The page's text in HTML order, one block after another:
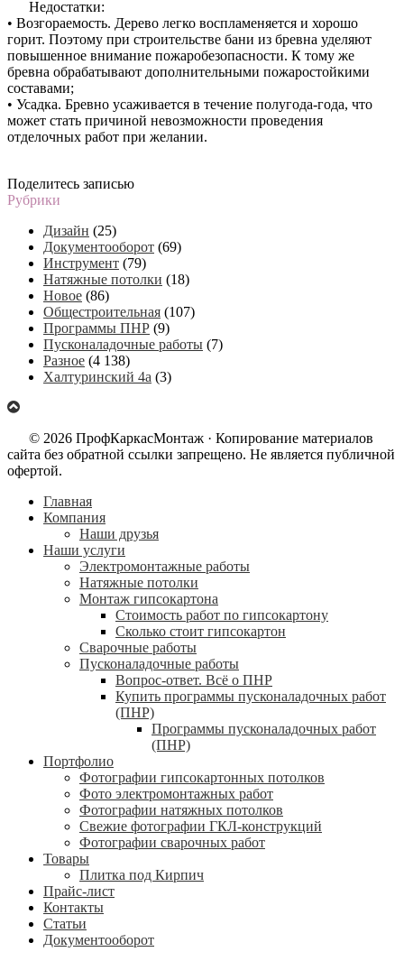
Недостатки:
• Возгораемость. Дерево легко воспламеняется и хорошо
горит. Поэтому при строительстве бани из бревна уделяют
повышенное внимание пожаробезопасности. К тому же
бревна обрабатывают дополнительными пожаростойкими
составами;
• Усадка. Бревно усаживается в течение полугода-года, что
может стать причиной невозможности проведения
отделочных работ при желании.
Поделитесь записью
Рубрики
Дизайн (25)
Документооборот (69)
Инструмент (79)
Натяжные потолки (18)
Новое (86)
Общестроительная (107)
Программы ПНР (9)
Пусконаладочные работы (7)
Разное (4 138)
Халтуринский 4а (3)
© 2026 ПрофКаркасМонтаж · Копирование материалов
сайта без обратной ссылки запрещено. Не является публичной
офертой.
Главная
Компания
Наши друзья
Наши услуги
Электромонтажные работы
Натяжные потолки
Монтаж гипсокартона
Стоимость работ по гипсокартону
Сколько стоит гипсокартон
Сварочные работы
Пусконаладочные работы
Вопрос-ответ. Всё о ПНР
Купить программы пусконаладочных работ
(ПНР)
Программы пусконаладочных работ
(ПНР)
Портфолио
Фотографии гипсокартонных потолков
Фото электромонтажных работ
Фотографии натяжных потолков
Свежие фотографии ГКЛ-конструкций
Фотографии сварочных работ
Товары
Плитка под Кирпич
Прайс-лист
Контакты
Статьи
Документооборот